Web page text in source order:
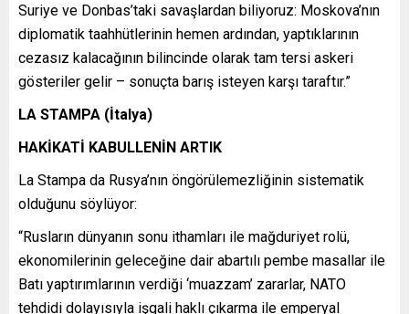
Suriye ve Donbas’taki savaşlardan biliyoruz: Moskova’nın
diplomatik taahhütlerinin hemen ardından, yaptıklarının
cezasız kalacağının bilincinde olarak tam tersi askeri
gösteriler gelir – sonuçta barış isteyen karşı taraftır.”
LA STAMPA (İtalya)
HAKİKATİ KABULLENİN ARTIK
La Stampa da Rusya’nın öngörülemezliğinin sistematik
olduğunu söylüyor:
“Rusların dünyanın sonu ithamları ile mağduriyet rolü,
ekonomilerinin geleceğine dair abartılı pembe masallar ile
Batı yaptırımlarının verdiği ‘muazzam’ zararlar, NATO
tehdidi dolayısıyla işgali haklı çıkarma ile emperyal